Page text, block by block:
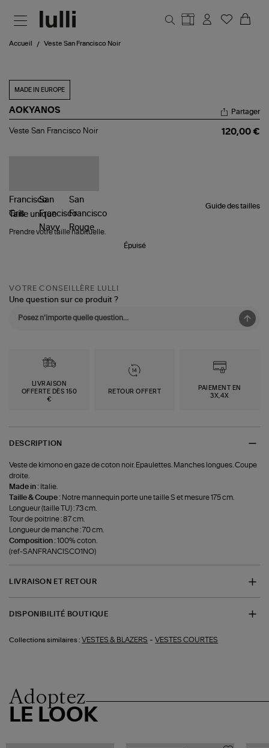
Accueil Veste San Francisco Noir
MADE IN EUROPE
AOKYANOS
Veste
Partager
Veste San Francisco Noir 120,00 €
Guide des tailles
Taille unique
Prendre votre taille habituelle.
Épuisé
VOTRE CONSEILLÈRE LULLI
Une question sur ce produit ?
LIVRAISON
OFFERTE DÈS 150
€
RETOUR OFFERT
PAIEMENT EN
3X,4X
DESCRIPTION
Veste de kimono en gaze de coton noir. Epaulettes. Manches longues. Coupe
droite.
Made in : Italie.
Taille & Coupe : Notre mannequin porte une taille S et mesure 175 cm.
Longueur (taille TU) : 73 cm.
Tour de poitrine : 87 cm.
Longueur de manche : 70 cm.
Composition :100% coton.
(ref-SANFRANCISCO1NO)
LIVRAISON ET RETOUR
DISPONIBILITÉ BOUTIQUE
Collections similaires : VESTES & BLAZERS -VESTES COURTES
Adoptez
LE LOOK